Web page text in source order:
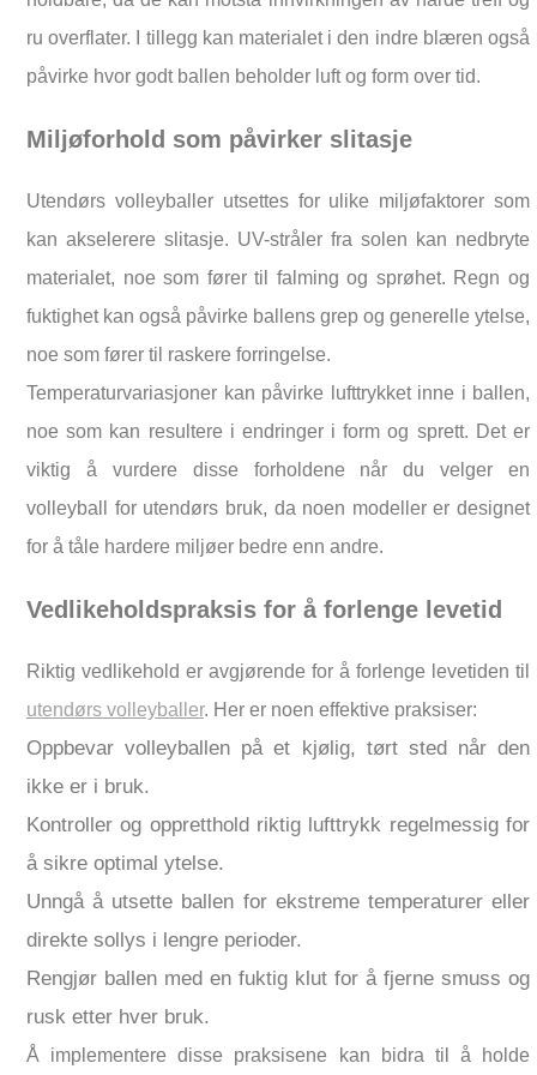
ru overflater. I tillegg kan materialet i den indre blæren også
påvirke hvor godt ballen beholder luft og form over tid.
Miljøforhold som påvirker slitasje
Utendørs volleyballer utsettes for ulike miljøfaktorer som
kan akselerere slitasje. UV-stråler fra solen kan nedbryte
materialet, noe som fører til falming og sprøhet. Regn og
fuktighet kan også påvirke ballens grep og generelle ytelse,
noe som fører til raskere forringelse.
Temperaturvariasjoner kan påvirke lufttrykket inne i ballen,
noe som kan resultere i endringer i form og sprett. Det er
viktig å vurdere disse forholdene når du velger en
volleyball for utendørs bruk, da noen modeller er designet
for å tåle hardere miljøer bedre enn andre.
Vedlikeholdspraksis for å forlenge levetid
Riktig vedlikehold er avgjørende for å forlenge levetiden til
utendørs volleyballer. Her er noen effektive praksiser:
Oppbevar volleyballen på et kjølig, tørt sted når den
ikke er i bruk.
Kontroller og oppretthold riktig lufttrykk regelmessig for
å sikre optimal ytelse.
Unngå å utsette ballen for ekstreme temperaturer eller
direkte sollys i lengre perioder.
Rengjør ballen med en fuktig klut for å fjerne smuss og
rusk etter hver bruk.
Å implementere disse praksisene kan bidra til å holde